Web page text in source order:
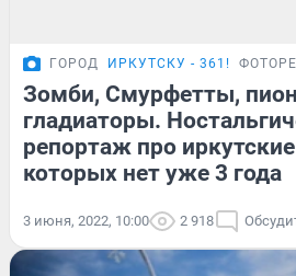
ГОРОД ИРКУТСКУ - 361!
Зомби, Смурфетты,
гладиаторы.
репортаж про
которых нет уже 3 года
3 июня, 2022, 10:00 2 918